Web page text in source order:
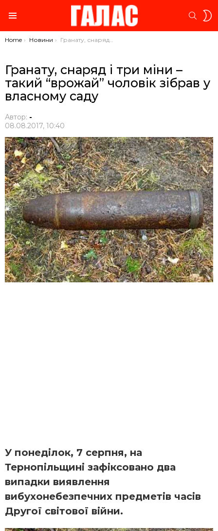
You are here:
Home Новини Гранату, снаряд і три міни – такий “врожай” чоловік зібрав у власному саду
Гранату, снаряд і три міни –
такий “врожай” чоловік зібрав у
власному саду
Автор: -
08.08.2017, 10:40
У понеділок, 7 серпня, на
Тернопільщині зафіксовано два
випадки виявлення
вибухонебезпечних предметів часів
Другої світової війни.